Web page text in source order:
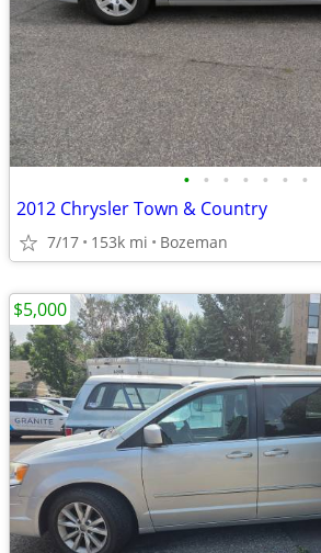
• • • • • • •
2012 Chrysler Town & Country
7/17 153k mi Bozeman
$5,000